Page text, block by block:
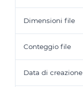
Dimensioni file
Conteggio file
Data di creazione